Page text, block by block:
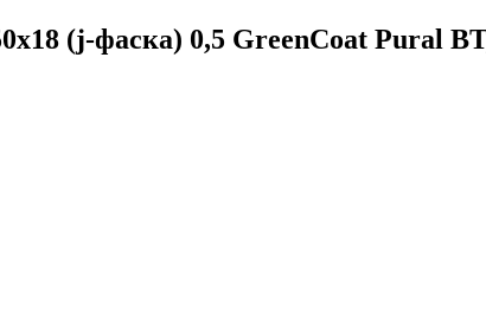
(j-фаска) 0,5 GreenCoat Pural